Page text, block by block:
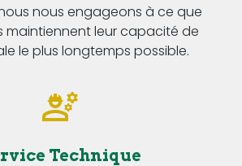
nous engageons à ce que
maintiennent leur capacité de
le plus longtemps possible.
Technique